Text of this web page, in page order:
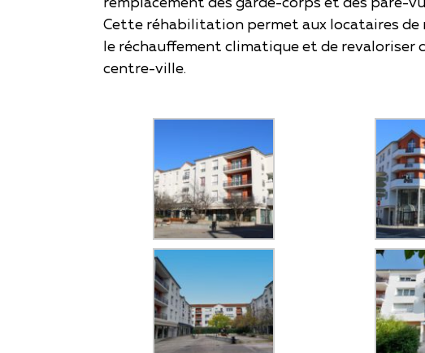
remplacement des garde-corps et des pare-
Cette réhabilitation permet aux locataires
le réchauffement climatique et de
centre-ville.